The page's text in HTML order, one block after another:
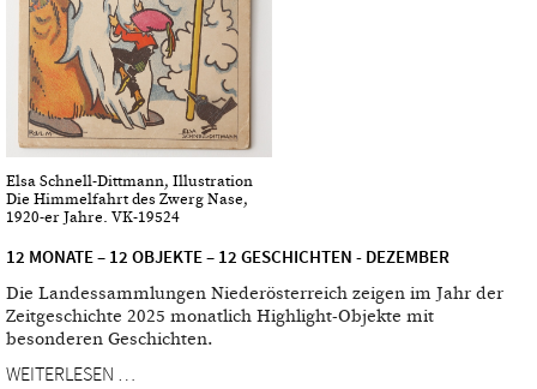
Elsa Schnell-Dittmann, Illustration
Die Himmelfahrt des Zwerg Nase,
1920-er Jahre. VK-19524
12 MONATE – 12 OBJEKTE – 12 GESCHICHTEN - DEZEMBER
Die Landessammlungen Niederösterreich zeigen im Jahr der
Zeitgeschichte 2025 monatlich Highlight-Objekte mit
besonderen Geschichten.
WEITERLESEN …